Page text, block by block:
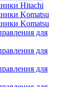
Hitachi
Komatsu
Komatsu
для
для
для